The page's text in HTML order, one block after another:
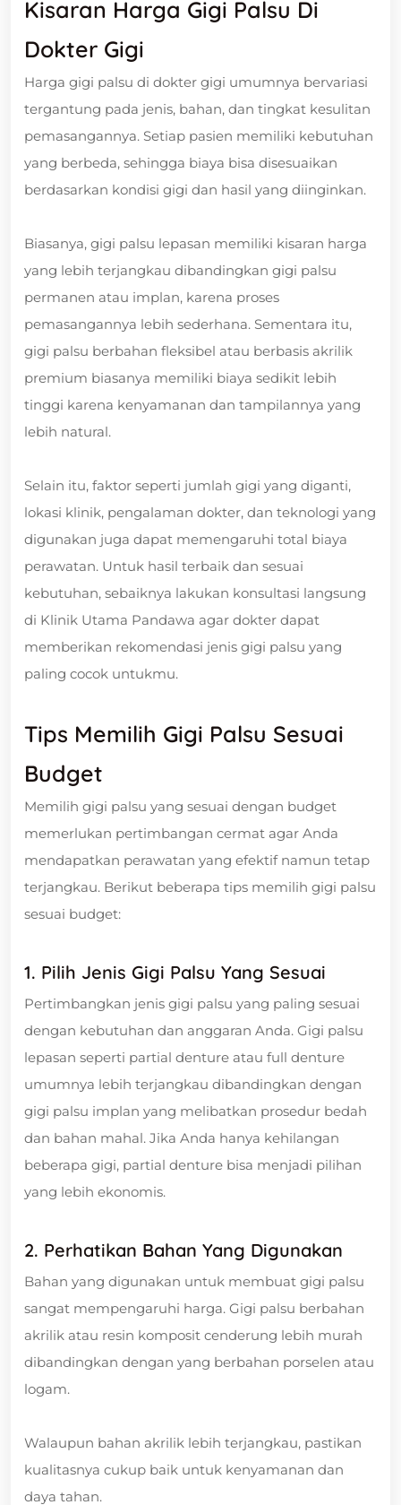
Kisaran Harga Gigi Palsu Di
Dokter Gigi
Harga gigi palsu di dokter gigi umumnya bervariasi
tergantung pada jenis, bahan, dan tingkat kesulitan
pemasangannya. Setiap pasien memiliki kebutuhan
yang berbeda, sehingga biaya bisa disesuaikan
berdasarkan kondisi gigi dan hasil yang diinginkan.
Biasanya, gigi palsu lepasan memiliki kisaran harga
yang lebih terjangkau dibandingkan gigi palsu
permanen atau implan, karena proses
pemasangannya lebih sederhana. Sementara itu,
gigi palsu berbahan fleksibel atau berbasis akrilik
premium biasanya memiliki biaya sedikit lebih
tinggi karena kenyamanan dan tampilannya yang
lebih natural.
Selain itu, faktor seperti jumlah gigi yang diganti,
lokasi klinik, pengalaman dokter, dan teknologi yang
digunakan juga dapat memengaruhi total biaya
perawatan. Untuk hasil terbaik dan sesuai
kebutuhan, sebaiknya lakukan konsultasi langsung
di Klinik Utama Pandawa agar dokter dapat
memberikan rekomendasi jenis gigi palsu yang
paling cocok untukmu.
Tips Memilih Gigi Palsu Sesuai
Budget
Memilih gigi palsu yang sesuai dengan budget
memerlukan pertimbangan cermat agar Anda
mendapatkan perawatan yang efektif namun tetap
terjangkau. Berikut beberapa tips memilih gigi palsu
sesuai budget:
1. Pilih Jenis Gigi Palsu Yang Sesuai
Pertimbangkan jenis gigi palsu yang paling sesuai
dengan kebutuhan dan anggaran Anda. Gigi palsu
lepasan seperti partial denture atau full denture
umumnya lebih terjangkau dibandingkan dengan
gigi palsu implan yang melibatkan prosedur bedah
dan bahan mahal. Jika Anda hanya kehilangan
beberapa gigi, partial denture bisa menjadi pilihan
yang lebih ekonomis.
2. Perhatikan Bahan Yang Digunakan
Bahan yang digunakan untuk membuat gigi palsu
sangat mempengaruhi harga. Gigi palsu berbahan
akrilik atau resin komposit cenderung lebih murah
dibandingkan dengan yang berbahan porselen atau
logam.
Walaupun bahan akrilik lebih terjangkau, pastikan
kualitasnya cukup baik untuk kenyamanan dan
daya tahan.